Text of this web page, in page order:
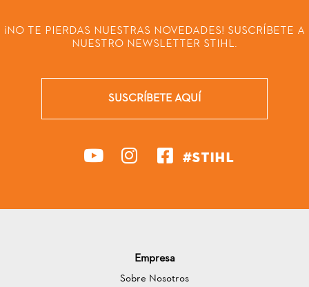
¡NO TE PIERDAS NUESTRAS NOVEDADES! SUSCRÍBETE A
NUESTRO NEWSLETTER STIHL.
SUSCRÍBETE AQUÍ
#STIHL
Empresa
Sobre Nosotros